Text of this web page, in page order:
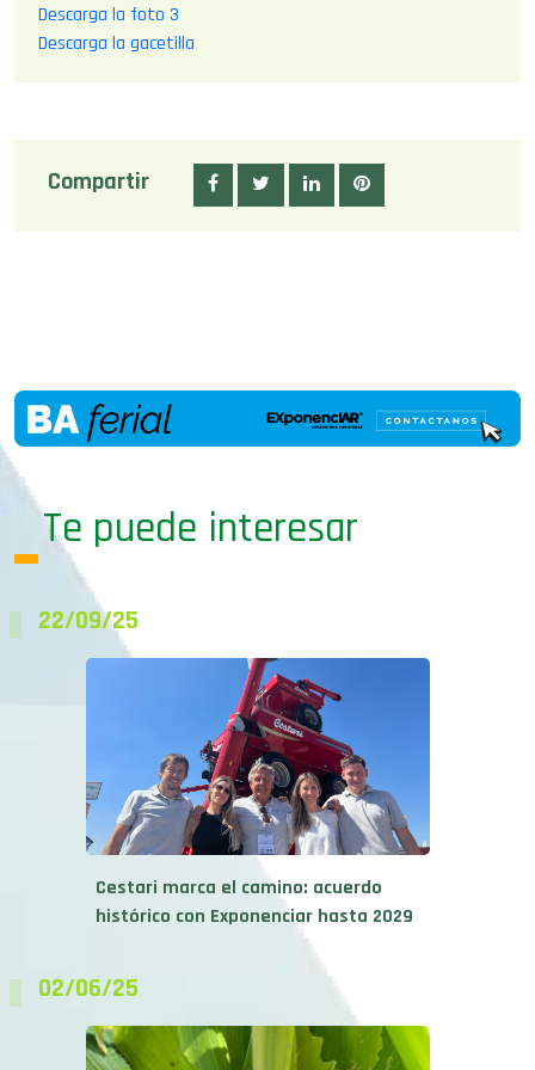
Descarga la foto 3
Descarga la gacetilla
Compartir
Te puede interesar
22/09/25
Cestari marca el camino: acuerdo
histórico con Exponenciar hasta 2029
02/06/25